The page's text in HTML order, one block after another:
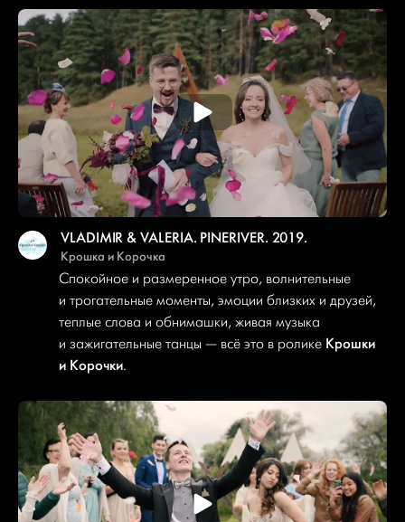
VLADIMIR & VALERIA. PINERIVER. 2019.
Крошка и Корочка
Спокойное и размеренное утро, волнительные
и трогательные моменты, эмоции близких и друзей,
теплые слова и обнимашки, живая музыка
и зажигательные танцы — всё это в ролике Крошки
и Корочки.